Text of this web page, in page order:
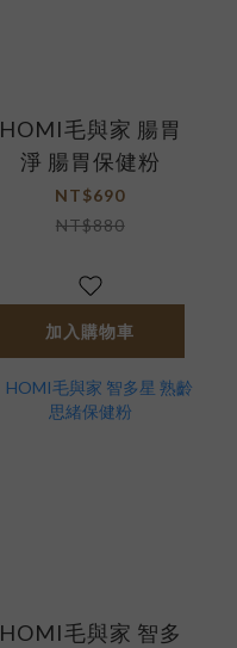
HOMI毛與家 腸胃
淨 腸胃保健粉
NT$690
NT$880
加入購物車
HOMI毛與家 智多